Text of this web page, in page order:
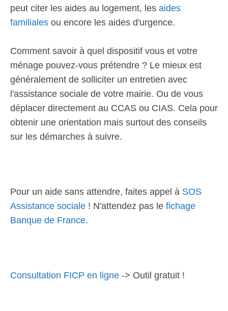
peut citer les aides au logement, les aides
familiales ou encore les aides d'urgence.
Comment savoir à quel dispositif vous et votre
ménage pouvez-vous prétendre ? Le mieux est
généralement de solliciter un entretien avec
l'assistance sociale de votre mairie. Ou de vous
déplacer directement au CCAS ou CIAS. Cela pour
obtenir une orientation mais surtout des conseils
sur les démarches à suivre.
Pour un aide sans attendre, faites appel à SOS
Assistance sociale ! N'attendez pas le fichage
Banque de France.
Consultation FICP en ligne -> Outil gratuit !